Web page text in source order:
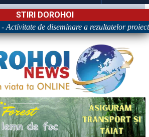
STIRI DOROHOI
de diseminare a rezultatelor